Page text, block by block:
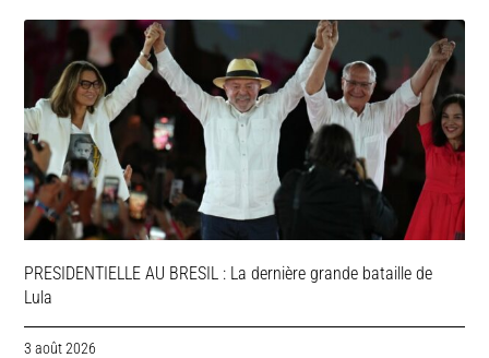
PRESIDENTIELLE AU BRESIL : La dernière grande bataille de
Lula
3 août 2026